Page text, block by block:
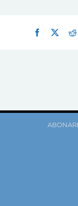
Facebook